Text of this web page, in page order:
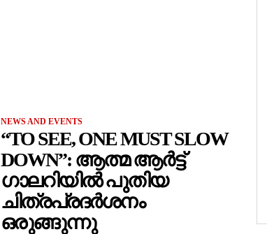
NEWS AND EVENTS
“TO SEE, ONE MUST SLOW
DOWN”: ആത്മ ആർട്ട്
ഗാലറിയിൽ പുതിയ
ചിത്രപ്രദർശനം
ഒരുങ്ങുന്നു